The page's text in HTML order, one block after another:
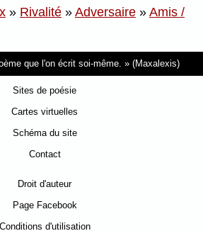
» Rivalité » Adversaire » Amis /
que l'on écrit soi-même. (Maxalexis)
Sites de poésie
Cartes virtuelles
Schéma du site
Contact
Droit d'auteur
Page Facebook
Conditions d'utilisation